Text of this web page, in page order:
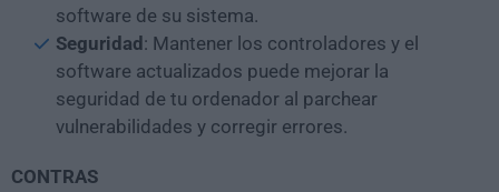
software de su sistema.
Seguridad : Mantener los controladores y el
software actualizados puede mejorar la
seguridad de tu ordenador al parchear
vulnerabilidades y corregir errores.
CONTRAS